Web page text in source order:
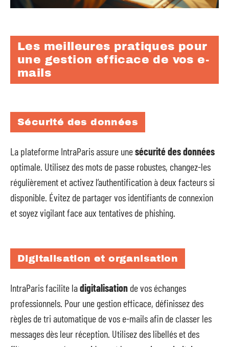
Les meilleures pratiques pour
une gestion efficace de vos e-
mails
Sécurité des données
La plateforme IntraParis assure unesécurité des données
optimale. Utilisez des mots de passe robustes, changez-les
régulièrement et activez l’authentification à deux facteurs si
disponible. Évitez de partager vos identifiants de connexion
et soyez vigilant face aux tentatives de phishing.
Digitalisation et organisation
IntraParis facilite ladigitalisation de vos échanges
professionnels. Pour une gestion efficace, définissez des
règles de tri automatique de vos e-mails afin de classer les
messages dès leur réception. Utilisez des libellés et des